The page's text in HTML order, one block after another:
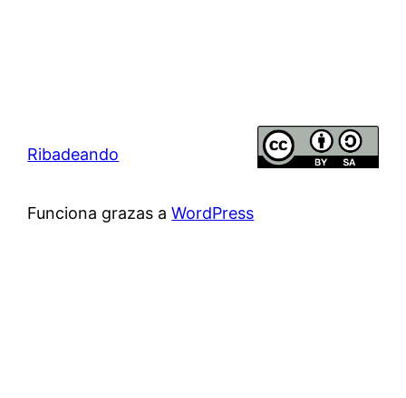
Ribadeando
Funciona grazas aWordPress